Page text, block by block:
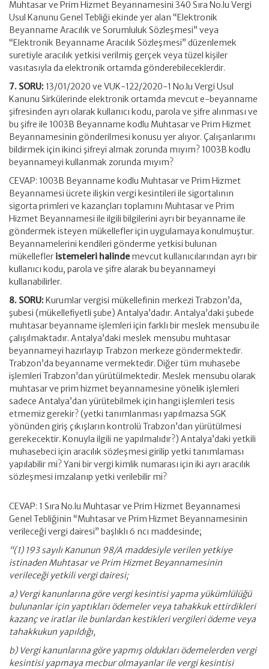
Muhtasar ve Prim Hizmet Beyannamesini 340 Sıra No.lu Vergi
Usul Kanunu Genel Tebliği ekinde yer alan “Elektronik
Beyanname Aracılık ve Sorumluluk Sözleşmesi” veya
“Elektronik Beyanname Aracılık Sözleşmesi” düzenlemek
suretiyle aracılık yetkisi verilmiş gerçek veya tüzel kişiler
vasıtasıyla da elektronik ortamda gönderebileceklerdir.
7. SORU: 13/01/2020 ve VUK-122/2020-1 No.lu Vergi Usul
Kanunu Sirkülerinde elektronik ortamda mevcut e-beyanname
şifresinden ayrı olarak kullanıcı kodu, parola ve şifre alınması ve
bu şifre ile 1003B Beyanname kodlu Muhtasar ve Prim Hizmet
Beyannamesinin gönderilmesi konusu yer alıyor. Çalışanlarımı
bildirmek için ikinci şifreyi almak zorunda mıyım? 1003B kodlu
beyannameyi kullanmak zorunda mıyım?
CEVAP: 1003B Beyanname kodlu Muhtasar ve Prim Hizmet
Beyannamesi ücrete ilişkin vergi kesintileri ile sigortalının
sigorta primleri ve kazançları toplamını Muhtasar ve Prim
Hizmet Beyannamesi ile ilgili bilgilerini ayrı bir beyanname ile
göndermek isteyen mükellefler için uygulamaya konulmuştur.
Beyannamelerini kendileri gönderme yetkisi bulunan
mükellefler istemeleri halindemevcut kullanıcılarından ayrı bir
kullanıcı kodu, parola ve şifre alarak bu beyannameyi
kullanabilirler.
8. SORU:Kurumlar vergisi mükellefinin merkezi Trabzon’da,
şubesi (mükellefiyetli şube) Antalya’dadır. Antalya’daki şubede
muhtasar beyanname işlemleri için farklı bir meslek mensubu ile
çalışılmaktadır. Antalya’daki meslek mensubu muhtasar
beyannameyi hazırlayıp Trabzon merkeze göndermektedir.
Trabzon’da beyanname vermektedir. Diğer tüm muhasebe
işlemleri Trabzon’dan yürütülmektedir. Meslek mensubu olarak
muhtasar ve prim hizmet beyannamesine yönelik işlemleri
sadece Antalya’dan yürütebilmek için hangi işlemleri tesis
etmemiz gerekir? (yetki tanımlanması yapılmazsa SGK
yönünden giriş çıkışların kontrolü Trabzon’dan yürütülmesi
gerekecektir. Konuyla ilgili ne yapılmalıdır?) Antalya’daki yetkili
muhasebeci için aracılık sözleşmesi girilip yetki tanımlaması
yapılabilir mi? Yani bir vergi kimlik numarası için iki ayrı aracılık
sözleşmesi imzalanıp yetki verilebilir mi?
CEVAP: 1 Sıra No.lu Muhtasar ve Prim Hizmet Beyannamesi
Genel Tebliğinin “Muhtasar ve Prim Hizmet Beyannamesinin
verileceği vergi dairesi” başlıklı 6 ncı maddesinde;
“(1) 193 sayılı Kanunun 98/A maddesiyle verilen yetkiye
istinaden Muhtasar ve Prim Hizmet Beyannamesinin
verileceği yetkili vergi dairesi;
a) Vergi kanunlarına göre vergi kesintisi yapma yükümlülüğü
bulunanlar için yaptıkları ödemeler veya tahakkuk ettirdikleri
kazanç ve iratlar ile bunlardan kestikleri vergileri ödeme veya
tahakkukun yapıldığı,
b) Vergi kanunlarına göre yapmış oldukları ödemelerden vergi
kesintisi yapmaya mecbur olmayanlar ile vergi kesintisi